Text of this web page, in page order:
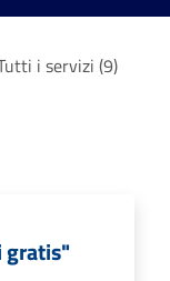
i servizi (9)
gratis"